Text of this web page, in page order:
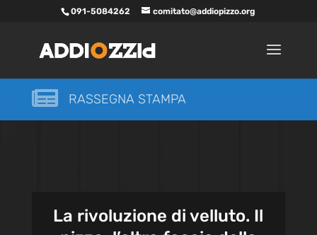
091-5084262 comitato@addiopizzo.org
 RASSEGNA STAMPA
La rivoluzione di velluto. Il